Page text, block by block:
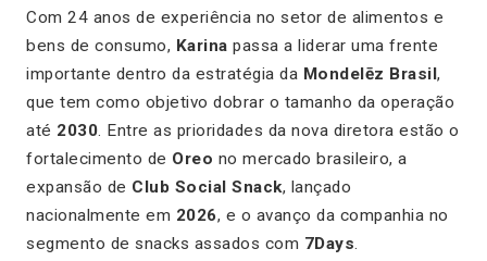
Com 24 anos de experiência no setor de alimentos e
bens de consumo, Karina passa a liderar uma frente
importante dentro da estratégia da Mondelēz Brasil,
que tem como objetivo dobrar o tamanho da operação
até 2030. Entre as prioridades da nova diretora estão o
fortalecimento de Oreo no mercado brasileiro, a
expansão de Club Social Snack, lançado
nacionalmente em 2026, e o avanço da companhia no
segmento de snacks assados com 7Days.